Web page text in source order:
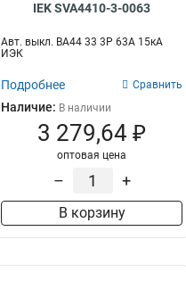
IEK SVA4410-3-0063
Авт. выкл. ВА44 33 3Р 63А 15кА
ИЭК
Подробнее Сравнить
Наличие: В наличии
3 279,64 ₽
оптовая цена
– +
В корзину